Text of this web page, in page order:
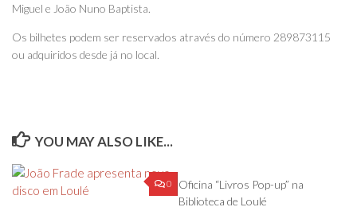
Miguel e João Nuno Baptista.
Os bilhetes podem ser reservados através do número 289873115
ou adquiridos desde já no local.
YOU MAY ALSO LIKE...
0
Oficina “Livros Pop-up” na
Biblioteca de Loulé